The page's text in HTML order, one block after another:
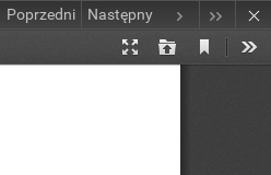
Poprzedni Następny